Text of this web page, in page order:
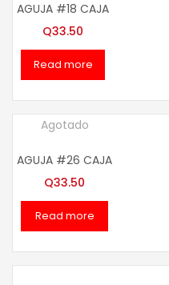
AGUJA #18 CAJA
Q33.50
Read more
Agotado
AGUJA #26 CAJA
Q33.50
Read more